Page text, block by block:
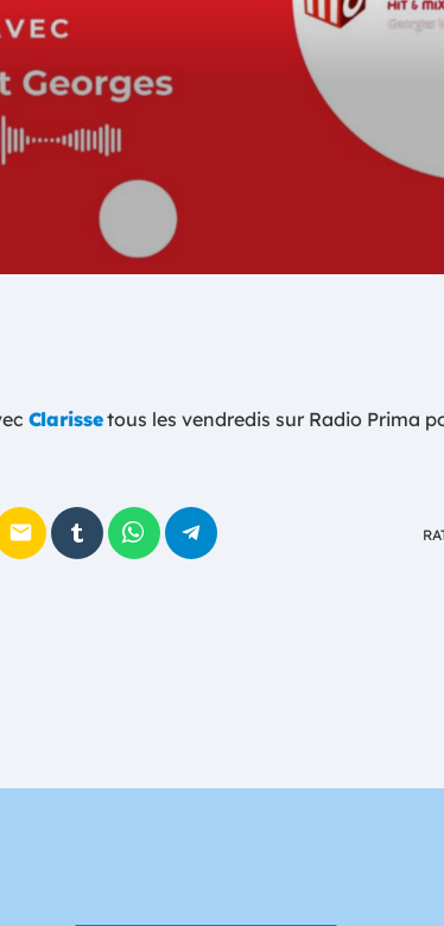
retrouvent tous les vendredis sur Radio Prima
Clarissetous les vendredis sur Radio Prima
email